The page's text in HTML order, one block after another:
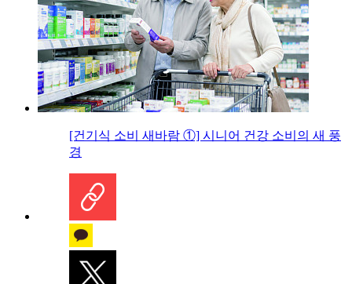
[건기식 소비 새바람 ①] 시니어 건강 소비의 새 풍
경